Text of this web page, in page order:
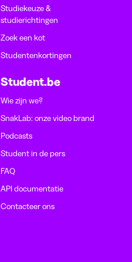
Studiekeuze &
studierichtingen
Zoek een kot
Studentenkortingen
Student.be
Wie zijn we?
SnakLab: onze video brand
Podcasts
Student in de pers
FAQ
API documentatie
Contacteer ons